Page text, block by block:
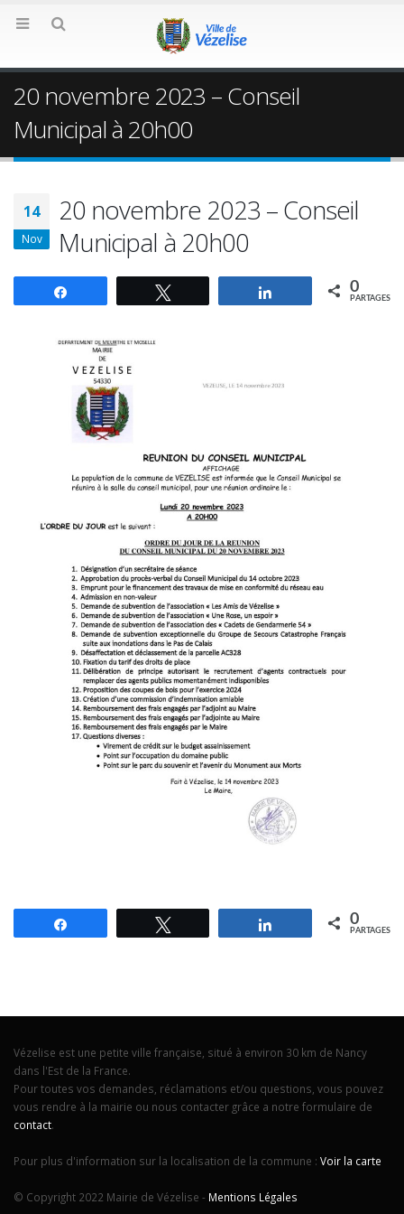
20 novembre 2023 – Conseil
Municipal à 20h00
14
Nov
20 novembre 2023 – Conseil
Municipal à 20h00
Partagez 0
PARTAGES
Partagez 0
PARTAGES
Vézelise est une petite ville française, situé à environ 30 km de Nancy
dans l'Est de la France.
Pour toutes vos demandes, réclamations et/ou questions, vous pouvez
vous rendre à la mairie ou nous contacter grâce a notre formulaire de
contact.
Pour plus d'information sur la localisation de la commune : Voir la carte
© Copyright 2022 Mairie de Vézelise - Mentions Légales